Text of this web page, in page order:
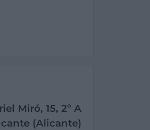
Miró, 15, 2º A
(Alicante)